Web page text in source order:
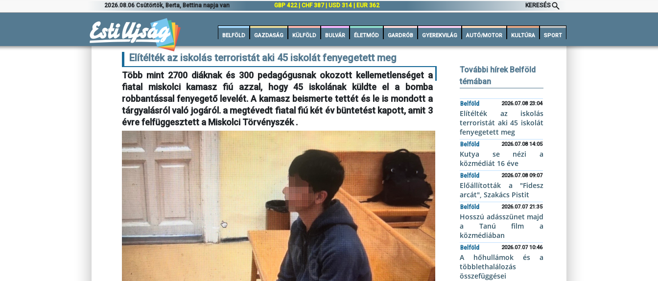
2026.08.06 Csütörtök, Berta, Bettina napja van GBP 422 | CHF 387 | USD 314 | EUR 362 KERESÉS
BELFÖLD GAZDASÁG KÜLFÖLD BULVÁR ÉLETMÓD GARDRÓB GYEREKVILÁG AUTÓ/MOTOR KULTÚRA SPORT
Elítélték az iskolás terroristát aki 45 iskolát fenyegetett meg
Több mint 2700 diáknak és 300 pedagógusnak okozott kellemetlenséget a
fiatal miskolci kamasz fiú azzal, hogy 45 iskolának küldte el a bomba
robbantással fenyegető levelét. A kamasz beismerte tettét és le is mondott a
tárgyalásról való jogáról. a megtévedt fiatal fiú két év büntetést kapott, amit 3
évre felfüggesztett a Miskolci Törvényszék .
További hírek Belföld
témában
Belföld 2026.07.08 23:04
Elítélték az iskolás
terroristát aki 45 iskolát
fenyegetett meg
Belföld 2026.07.08 14:05
Kutya se nézi a
közmédiát 16 éve
Belföld 2026.07.08 09:07
Előállították a "Fidesz
arcát", Szakács Pistit
Belföld 2026.07.07 21:35
Hosszú adásszünet majd
a Tanú film a
közmédiában
Belföld 2026.07.07 10:46
A hőhullámok és a
többlethalálozás
összefüggései